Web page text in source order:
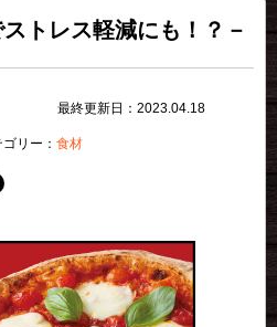
トレス軽減にも！？－
最終更新日：2023.04.18
リー： 食材